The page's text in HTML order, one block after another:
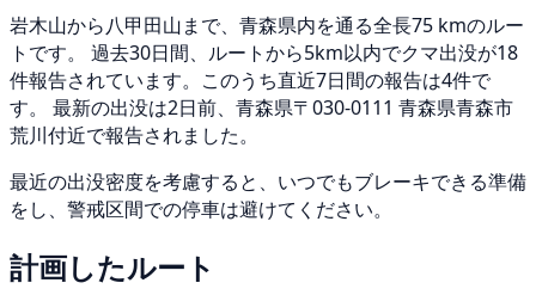
岩木山から八甲田山まで、青森県内を通る全長75 kmのルー
トです。 過去30日間、ルートから5km以内でクマ出没が18
件報告されています。このうち直近7日間の報告は4件で
す。 最新の出没は2日前、青森県〒030-0111 青森県青森市
荒川付近で報告されました。
最近の出没密度を考慮すると、いつでもブレーキできる準備
をし、警戒区間での停車は避けてください。
計画したルート